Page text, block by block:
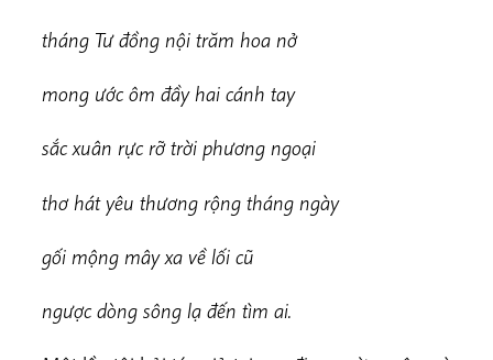
tháng Tư đồng nội trăm hoa nở
mong ước ôm đầy hai cánh tay
sắc xuân rực rỡ trời phương ngoại
thơ hát yêu thương rộng tháng ngày
gối mộng mây xa về lối cũ
ngược dòng sông lạ đến tìm ai.